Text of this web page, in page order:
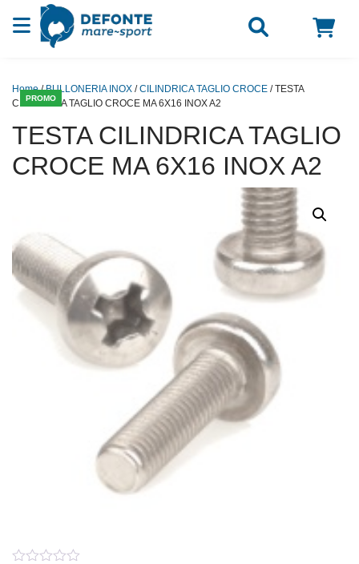
Vai al contenuto
PROMO
Home/BULLONERIA INOX /CILINDRICA TAGLIO CROCE / TESTA
CILINDRICA TAGLIO CROCE MA 6X16 INOX A2
TESTA CILINDRICA TAGLIO
CROCE MA 6X16 INOX A2